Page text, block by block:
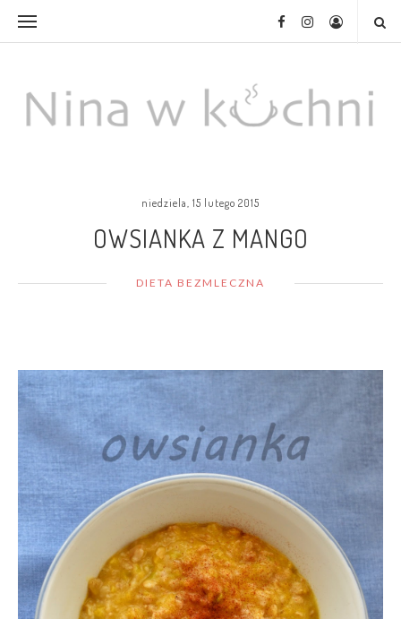
niedziela, 15 lutego 2015
OWSIANKA Z MANGO
DIETA BEZMLECZNA